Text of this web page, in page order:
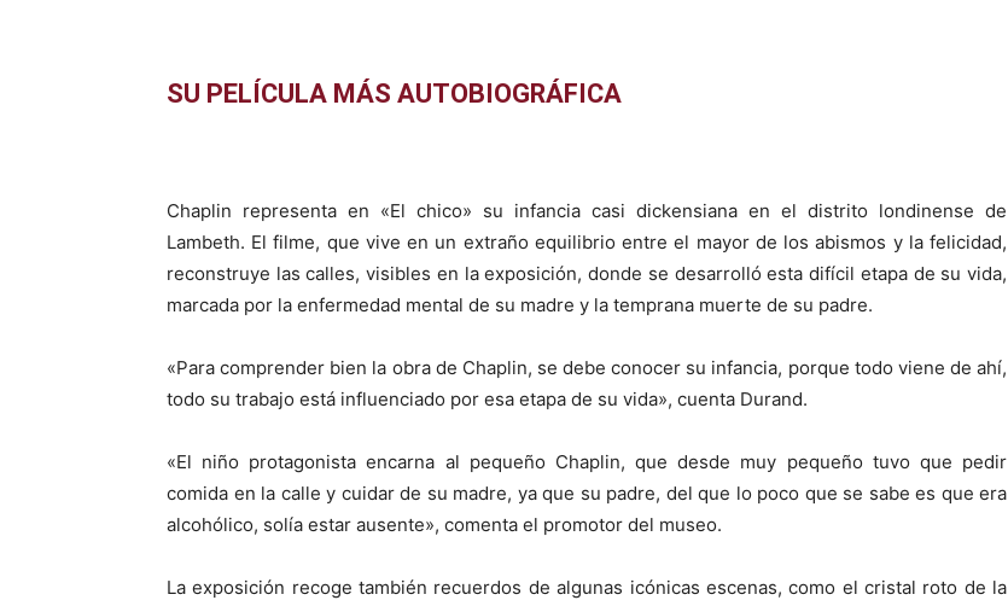
SU PELÍCULA MÁS AUTOBIOGRÁFICA
Chaplin representa en «El chico» su infancia casi dickensiana en el distrito londinense de
Lambeth. El filme, que vive en un extraño equilibrio entre el mayor de los abismos y la felicidad,
reconstruye las calles, visibles en la exposición, donde se desarrolló esta difícil etapa de su vida,
marcada por la enfermedad mental de su madre y la temprana muerte de su padre.
«Para comprender bien la obra de Chaplin, se debe conocer su infancia, porque todo viene de ahí,
todo su trabajo está influenciado por esa etapa de su vida», cuenta Durand.
«El niño protagonista encarna al pequeño Chaplin, que desde muy pequeño tuvo que pedir
comida en la calle y cuidar de su madre, ya que su padre, del que lo poco que se sabe es que era
alcohólico, solía estar ausente», comenta el promotor del museo.
La exposición recoge también recuerdos de algunas icónicas escenas, como el cristal roto de la